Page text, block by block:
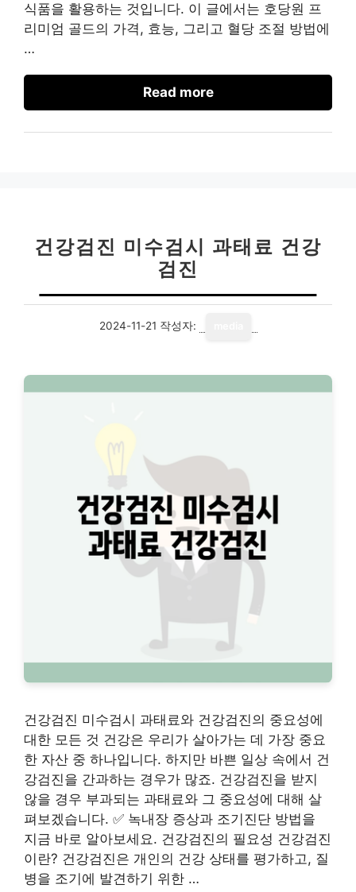
식품을 활용하는 것입니다. 이 글에서는 호당원 프
리미엄 골드의 가격, 효능, 그리고 혈당 조절 방법에
…
Read more
건강검진 미수검시 과태료 건강
검진
2024-11-21 작성자:
건강검진 미수검시 과태료와 건강검진의 중요성에
대한 모든 것 건강은 우리가 살아가는 데 가장 중요
한 자산 중 하나입니다. 하지만 바쁜 일상 속에서 건
강검진을 간과하는 경우가 많죠. 건강검진을 받지
않을 경우 부과되는 과태료와 그 중요성에 대해 살
펴보겠습니다. ✅ 녹내장 증상과 조기진단 방법을
지금 바로 알아보세요. 건강검진의 필요성 건강검진
이란? 건강검진은 개인의 건강 상태를 평가하고, 질
병을 조기에 발견하기 위한 …